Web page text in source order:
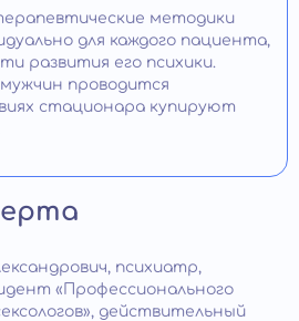
методики
для каждого пациента,
развития его психики.
проводится
стационара купируют
психиатр,
«Профессионального
действительный